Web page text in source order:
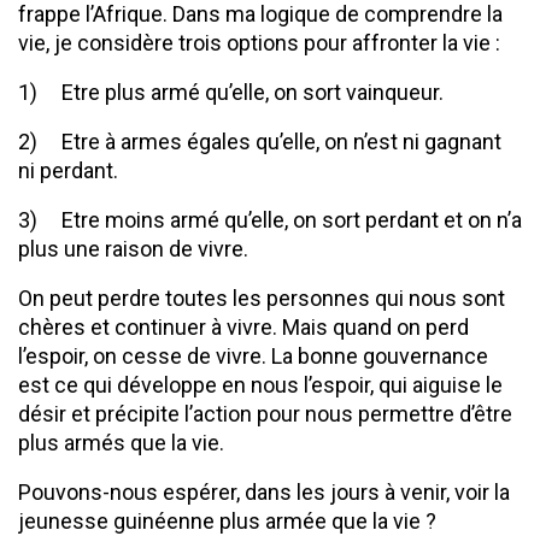
frappe l’Afrique. Dans ma logique de comprendre la
vie, je considère trois options pour affronter la vie :
1) Etre plus armé qu’elle, on sort vainqueur.
2) Etre à armes égales qu’elle, on n’est ni gagnant
ni perdant.
3) Etre moins armé qu’elle, on sort perdant et on n’a
plus une raison de vivre.
On peut perdre toutes les personnes qui nous sont
chères et continuer à vivre. Mais quand on perd
l’espoir, on cesse de vivre. La bonne gouvernance
est ce qui développe en nous l’espoir, qui aiguise le
désir et précipite l’action pour nous permettre d’être
plus armés que la vie.
Pouvons-nous espérer, dans les jours à venir, voir la
jeunesse guinéenne plus armée que la vie ?